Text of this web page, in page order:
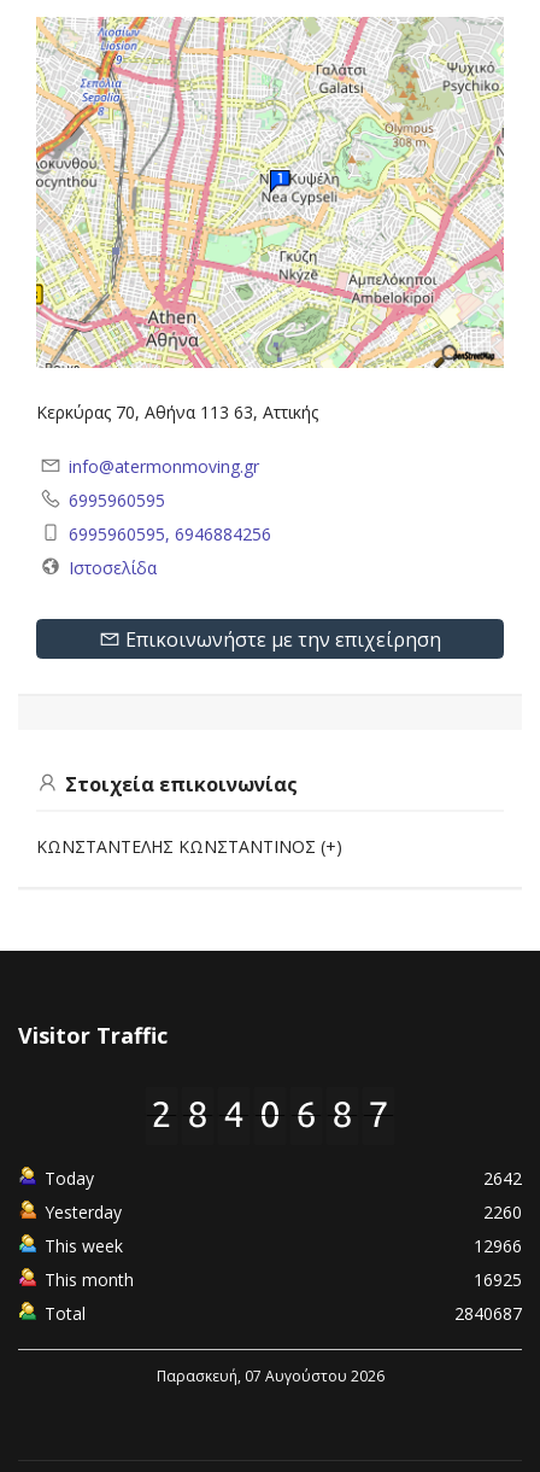
Κερκύρας 70, Αθήνα 113 63, Αττικής
info@atermonmoving.gr
6995960595
6995960595, 6946884256
Ιστοσελίδα
Επικοινωνήστε με την επιχείρηση
Στοιχεία επικοινωνίας
ΚΩΝΣΤΑΝΤΕΛΗΣ ΚΩΝΣΤΑΝΤΙΝΟΣ (+)
Visitor Traffic
Today
2642
Yesterday
2260
This week
12966
This month
16925
Total
2840687
Παρασκευή, 07 Αυγούστου 2026